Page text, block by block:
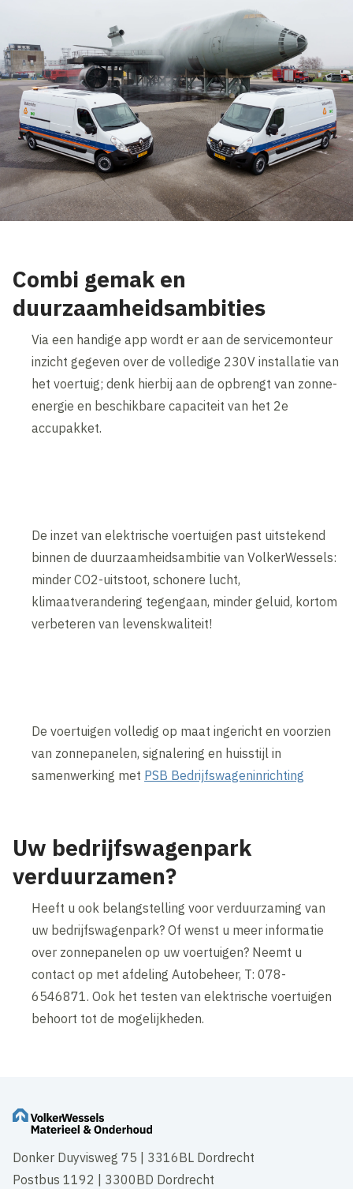
Combi gemak en
duurzaamheidsambities
Via een handige app wordt er aan de servicemonteur
inzicht gegeven over de volledige 230V installatie van
het voertuig; denk hierbij aan de opbrengt van zonne-
energie en beschikbare capaciteit van het 2e
accupakket.
De inzet van elektrische voertuigen past uitstekend
binnen de duurzaamheidsambitie van VolkerWessels:
minder CO2-uitstoot, schonere lucht,
klimaatverandering tegengaan, minder geluid, kortom
verbeteren van levenskwaliteit!
De voertuigen volledig op maat ingericht en voorzien
van zonnepanelen, signalering en huisstijl in
samenwerking met PSB Bedrijfswageninrichting
Uw bedrijfswagenpark
verduurzamen?
Heeft u ook belangstelling voor verduurzaming van
uw bedrijfswagenpark? Of wenst u meer informatie
over zonnepanelen op uw voertuigen? Neemt u
contact op met afdeling Autobeheer, T: 078-
6546871. Ook het testen van elektrische voertuigen
behoort tot de mogelijkheden.
Donker Duyvisweg 75 | 3316BL Dordrecht
Postbus 1192 | 3300BD Dordrecht